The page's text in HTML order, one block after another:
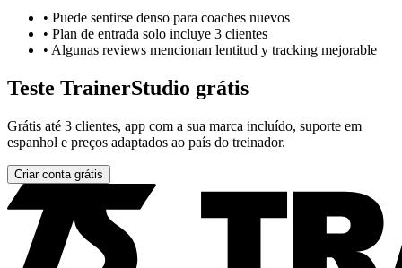
• Puede sentirse denso para coaches nuevos
• Plan de entrada solo incluye 3 clientes
• Algunas reviews mencionan lentitud y tracking mejorable
Teste TrainerStudio grátis
Grátis até 3 clientes, app com a sua marca incluído, suporte em
espanhol e preços adaptados ao país do treinador.
Criar conta grátis